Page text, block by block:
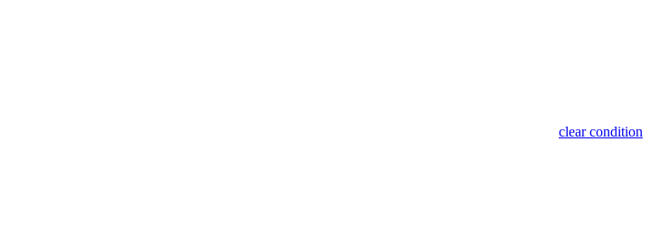
clear condition